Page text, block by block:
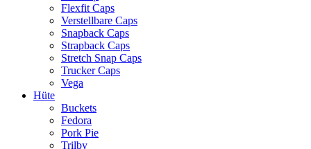
Flexfit Caps
Verstellbare Caps
Snapback Caps
Strapback Caps
Stretch Snap Caps
Trucker Caps
Vega
Hüte
Buckets
Fedora
Pork Pie
Trilby